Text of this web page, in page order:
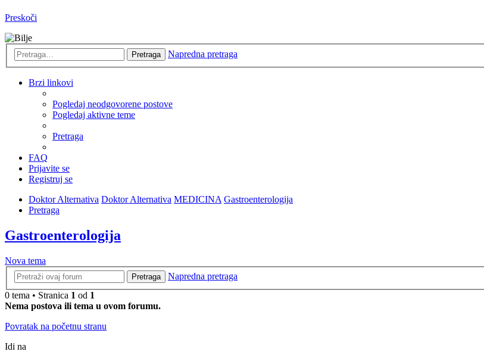
Preskoči
Pretraga Napredna pretraga
Brzi linkovi
Pogledaj neodgovorene postove
Pogledaj aktivne teme
Pretraga
FAQ
Prijavite se
Registruj se
Doktor Alternativa Doktor Alternativa MEDICINA Gastroenterologija
Pretraga
Gastroenterologija
Nova tema
Pretraga
Napredna pretraga
0 tema • Stranica 1 od 1
Nema postova ili tema u ovom forumu.
Povratak na početnu stranu
Idi na